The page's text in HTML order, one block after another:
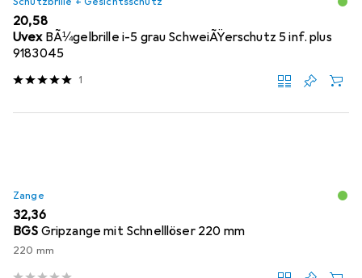
EUR
20,58
Uvex BÃ¼gelbrille i-5 grau SchweiÃŸerschutz 5 inf. plus
9183045
1
Zange
EUR
32,36
BGS Gripzange mit Schnelllöser 220 mm
220 mm